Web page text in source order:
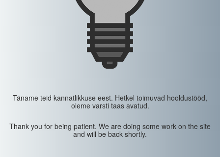
Täname teid kannatlikkuse eest. Hetkel toimuvad hooldustööd,
oleme varsti taas avatud.
Thank you for being patient. We are doing some work on the site
and will be back shortly.